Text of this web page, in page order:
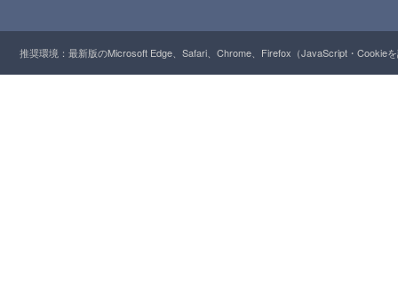
推奨環境：最新版のMicrosoft Edge、Safari、Chrome、Firefox（JavaScript・Cookie